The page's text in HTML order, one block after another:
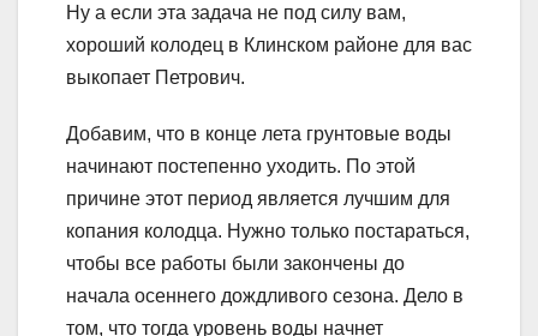
Ну а если эта задача не под силу вам,
хороший колодец в Клинском районе для вас
выкопает Петрович.
Добавим, что в конце лета грунтовые воды
начинают постепенно уходить. По этой
причине этот период является лучшим для
копания колодца. Нужно только постараться,
чтобы все работы были закончены до
начала осеннего дождливого сезона. Дело в
том, что тогда уровень воды начнет